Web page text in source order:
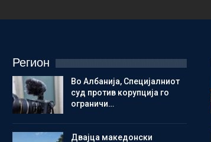
Регион
Во Албанија, Специјалниот
суд против корупција го
ограничи…
Двајца македонски